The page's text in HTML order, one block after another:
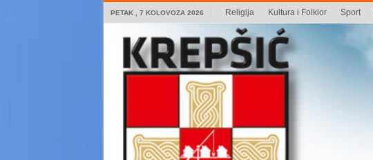
PETAK , 7 KOLOVOZA 2026 Religija Kultura i Folklor Sport